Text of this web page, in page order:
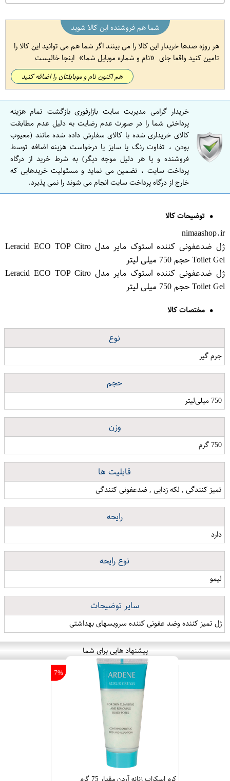
شما هم فروشنده این کالا شوید
هر روزه صدها خریدار این کالا را می بینند اگر شما هم می توانید این کالا را
تامین کنید واقعا جای
نام و شماره موبایل شما اینجا خالیست
هم اکنون نام و موبایلتان را اضافه کنید
خریدار گرامی مدیریت سایت بازارفوری بازگشت تمام هزینه
پرداختی شما را در صورت عدم رضایت به دلیل عدم مطابقت
کالای خریداری شده با کالای سفارش داده شده مانند (معیوب
بودن ، تفاوت رنگ یا سایز یا درخواست هزینه اضافه توسط
فروشنده و یا هر دلیل موجه دیگر) به شرط خرید از درگاه
پرداخت سایت ، تضمین می نماید و مسئولیت خریدهایی که
خارج از درگاه پرداخت سایت انجام می شوند را نمی پذیرد.
توضیحات کالا
nimaashop.ir
ژل ضدعفونی کننده استوک مایر مدل Leracid ECO TOP Citro
Toilet Gel حجم 750 میلی لیتر
ژل ضدعفونی کننده استوک مایر مدل Leracid ECO TOP Citro
Toilet Gel حجم 750 میلی لیتر
مختصات کالا
نوع
جرم گیر
حجم
750 میلی‌لیتر
وزن
750 گرم
قابلیت ها
تمیز کنندگی , لکه زدایی , ضدعفونی کنندگی
رایحه
دارد
نوع رایحه
لیمو
سایر توضیحات
ژل تمیز کننده وضد عفونی کننده سرویسهای بهداشتی
پیشنهاد هایی برای شما
7%
کرم اسکراب زنانه آردن مقدار 75 گرم